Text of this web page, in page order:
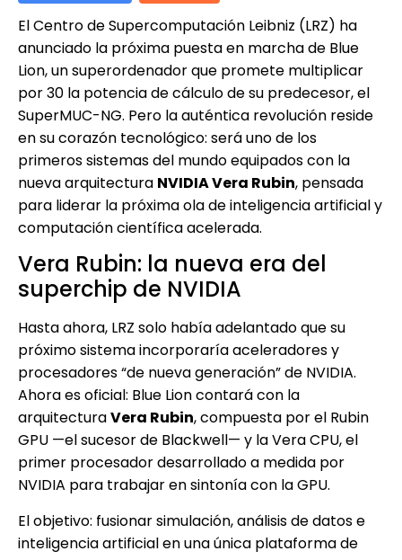
El Centro de Supercomputación Leibniz (LRZ) ha
anunciado la próxima puesta en marcha de Blue
Lion, un superordenador que promete multiplicar
por 30 la potencia de cálculo de su predecesor, el
SuperMUC-NG. Pero la auténtica revolución reside
en su corazón tecnológico: será uno de los
primeros sistemas del mundo equipados con la
nueva arquitectura NVIDIA Vera Rubin, pensada
para liderar la próxima ola de inteligencia artificial y
computación científica acelerada.
Vera Rubin: la nueva era del
superchip de NVIDIA
Hasta ahora, LRZ solo había adelantado que su
próximo sistema incorporaría aceleradores y
procesadores “de nueva generación” de NVIDIA.
Ahora es oficial: Blue Lion contará con la
arquitecturaVera Rubin, compuesta por el Rubin
GPU —el sucesor de Blackwell— y la Vera CPU, el
primer procesador desarrollado a medida por
NVIDIA para trabajar en sintonía con la GPU.
El objetivo: fusionar simulación, análisis de datos e
inteligencia artificial en una única plataforma de